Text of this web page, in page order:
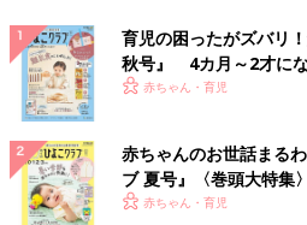
育児の困ったがズバリ
秋号』 4カ月～2才に
いっぱい！
赤ちゃん・育児
赤ちゃんのお世話まる
ブ 夏号』〈巻頭大特集
く！ おっぱい・ミルク
赤ちゃん・育児